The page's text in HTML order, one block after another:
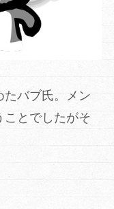
たバブ氏。メン
ことでしたがそ